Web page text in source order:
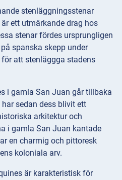
stenläggningsstenar
ett utmärkande drag hos
stenar fördes ursprungligen
spanska skepp under
att stenläggga stadens
i gamla San Juan går tillbaka
sedan dess blivit ett
arkitektur och
i gamla San Juan kantade
en charmig och pittoresk
koloniala arv.
är karakteristisk för